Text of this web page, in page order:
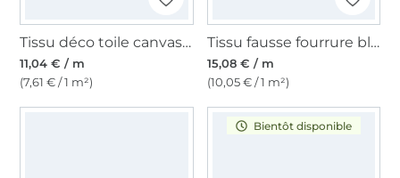
Tissu déco toile canvas uni, gris beige
11,04 € / m
(7,61 € / 1 m²)
Tissu fausse fourrure blanc
15,08 € / m
(10,05 € / 1 m²)
Bientôt disponible